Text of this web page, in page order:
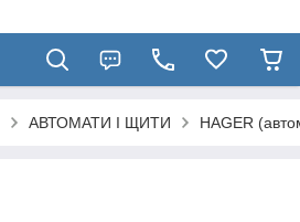
АВТОМАТИ І ЩИТИ HAGER